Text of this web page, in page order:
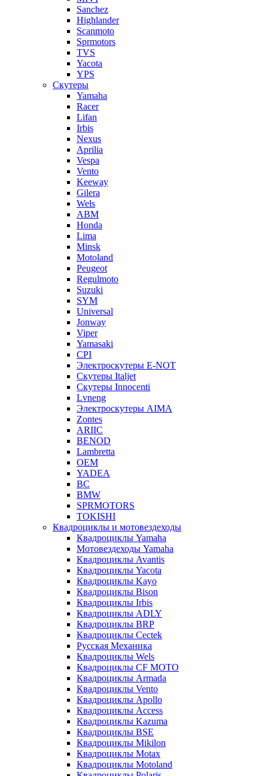
Sanchez
Highlander
Scanmoto
Sprmotors
TVS
Yacota
YPS
Скутеры
Yamaha
Racer
Lifan
Irbis
Nexus
Aprilia
Vespa
Vento
Keeway
Gilera
Wels
ABM
Honda
Lima
Minsk
Motoland
Peugeot
Regulmoto
Suzuki
SYM
Universal
Jonway
Viper
Yamasaki
CPI
Электроскутеры E-NOT
Скутеры Italjet
Скутеры Innocenti
Lvneng
Электроскутеры AIMA
Zontes
ARIIC
BENOD
Lambretta
OEM
YADEA
BC
BMW
SPRMOTORS
TOKISHI
Квадроциклы и мотовездеходы
Квадроциклы Yamaha
Мотовездеходы Yamaha
Квадроциклы Avantis
Квадроциклы Yacota
Квадроциклы Kayo
Квадроциклы Bison
Квадроциклы Irbis
Квадроциклы ADLY
Квадроциклы BRP
Квадроциклы Cectek
Русская Механика
Квадроциклы Wels
Квадроциклы CF MOTO
Квадроциклы Armada
Квадроциклы Vento
Квадроциклы Apollo
Квадроциклы Access
Квадроциклы Kazuma
Квадроциклы BSE
Квадроциклы Mikilon
Квадроциклы Motax
Квадроциклы Motoland